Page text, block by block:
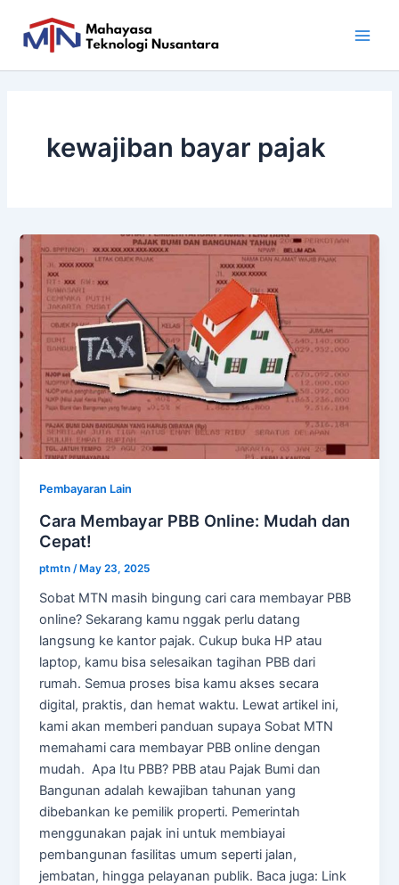
content
kewajiban bayar pajak
Pembayaran Lain
Cara Membayar PBB Online: Mudah dan
Cepat!
ptmtn/ May 23, 2025
Sobat MTN masih bingung cari cara membayar PBB
online? Sekarang kamu nggak perlu datang
langsung ke kantor pajak. Cukup buka HP atau
laptop, kamu bisa selesaikan tagihan PBB dari
rumah. Semua proses bisa kamu akses secara
digital, praktis, dan hemat waktu. Lewat artikel ini,
kami akan memberi panduan supaya Sobat MTN
memahami cara membayar PBB online dengan
mudah. Apa Itu PBB? PBB atau Pajak Bumi dan
Bangunan adalah kewajiban tahunan yang
dibebankan ke pemilik properti. Pemerintah
menggunakan pajak ini untuk membiayai
pembangunan fasilitas umum seperti jalan,
jembatan, hingga pelayanan publik. Baca juga: Link